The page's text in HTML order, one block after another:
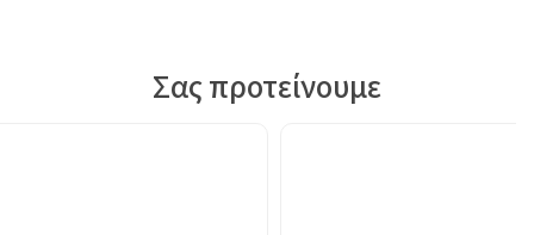
Σας προτείνουμε